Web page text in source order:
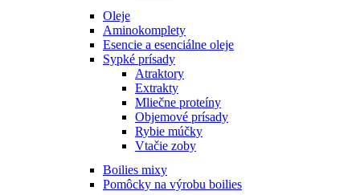
Oleje
Aminokomplety
Esencie a esenciálne oleje
Sypké prísady
Atraktory
Extrakty
Mliečne proteíny
Objemové prísady
Rybie múčky
Vtačie zoby
Boilies mixy
Pomôcky na výrobu boilies